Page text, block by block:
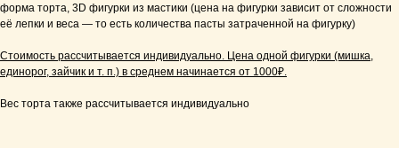
форма торта, 3D фигурки из мастики (цена на фигурки зависит от сложности
её лепки и веса — то есть количества пасты затраченной на фигурку)
Стоимость рассчитывается индивидуально. Цена одной фигурки (мишка,
единорог, зайчик и т. п.) в среднем начинается от 1000₽.
Вес торта также рассчитывается индивидуально